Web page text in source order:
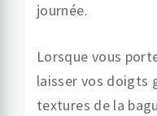
journée.
Lorsque vous
laisser vos doigts
textures de la